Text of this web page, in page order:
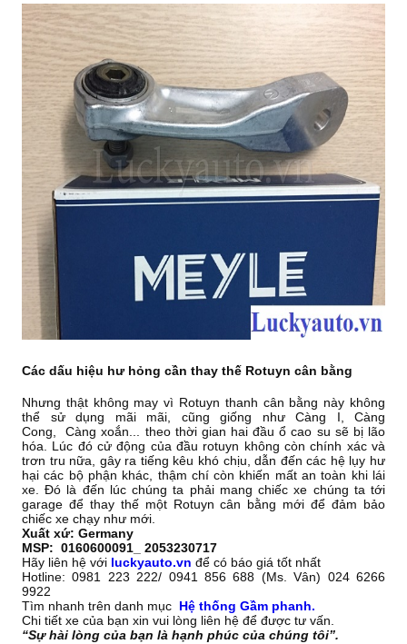
Các dấu hiệu hư hỏng cần thay thế Rotuyn cân bằng
Nhưng thật không may vì Rotuyn thanh cân bằng này không
thể sử dụng mãi mãi, cũng giống như Càng I, Càng
Cong, Càng xoắn... theo thời gian hai đầu ổ cao su sẽ bị lão
hóa. Lúc đó cử động của đầu rotuyn không còn chính xác và
trơn tru nữa, gây ra tiếng kêu khó chịu, dẫn đến các hệ lụy hư
hại các bộ phận khác, thậm chí còn khiến mất an toàn khi lái
xe. Đó là đến lúc chúng ta phải mang chiếc xe chúng ta tới
garage để thay thế một Rotuyn cân bằng mới để đảm bảo
chiếc xe chạy như mới.
Xuất xứ: Germany
MSP: 0160600091_ 2053230717
Hãy liên hệ với luckyauto.vn để có báo giá tốt nhất
Hotline: 0981 223 222/ 0941 856 688 (Ms. Vân) 024 6266
9922
Tìm nhanh trên danh mục Hệ thống Gầm phanh.
Chi tiết xe của bạn xin vui lòng liên hệ để được tư vấn.
“Sự hài lòng của bạn là hạnh phúc của chúng tôi”.